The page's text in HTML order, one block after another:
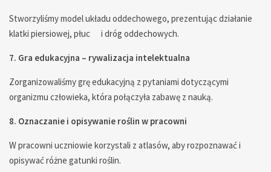
Stworzyliśmy model układu oddechowego, prezentując działanie
klatki piersiowej, płuc i dróg oddechowych.
7. Gra edukacyjna – rywalizacja intelektualna
Zorganizowaliśmy grę edukacyjną z pytaniami dotyczącymi
organizmu człowieka, która połączyła zabawę z nauką.
8. Oznaczanie i opisywanie roślin w pracowni
W pracowni uczniowie korzystali z atlasów, aby rozpoznawać i
opisywać różne gatunki roślin.